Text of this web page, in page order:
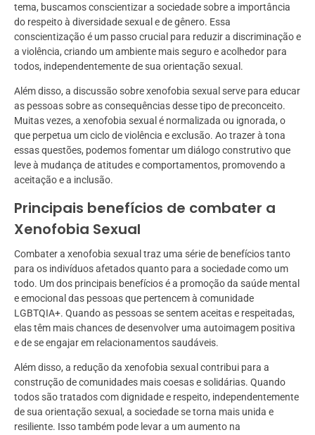
tema, buscamos conscientizar a sociedade sobre a importância
do respeito à diversidade sexual e de gênero. Essa
conscientização é um passo crucial para reduzir a discriminação e
a violência, criando um ambiente mais seguro e acolhedor para
todos, independentemente de sua orientação sexual.
Além disso, a discussão sobre xenofobia sexual serve para educar
as pessoas sobre as consequências desse tipo de preconceito.
Muitas vezes, a xenofobia sexual é normalizada ou ignorada, o
que perpetua um ciclo de violência e exclusão. Ao trazer à tona
essas questões, podemos fomentar um diálogo construtivo que
leve à mudança de atitudes e comportamentos, promovendo a
aceitação e a inclusão.
Principais benefícios de combater a
Xenofobia Sexual
Combater a xenofobia sexual traz uma série de benefícios tanto
para os indivíduos afetados quanto para a sociedade como um
todo. Um dos principais benefícios é a promoção da saúde mental
e emocional das pessoas que pertencem à comunidade
LGBTQIA+. Quando as pessoas se sentem aceitas e respeitadas,
elas têm mais chances de desenvolver uma autoimagem positiva
e de se engajar em relacionamentos saudáveis.
Além disso, a redução da xenofobia sexual contribui para a
construção de comunidades mais coesas e solidárias. Quando
todos são tratados com dignidade e respeito, independentemente
de sua orientação sexual, a sociedade se torna mais unida e
resiliente. Isso também pode levar a um aumento na